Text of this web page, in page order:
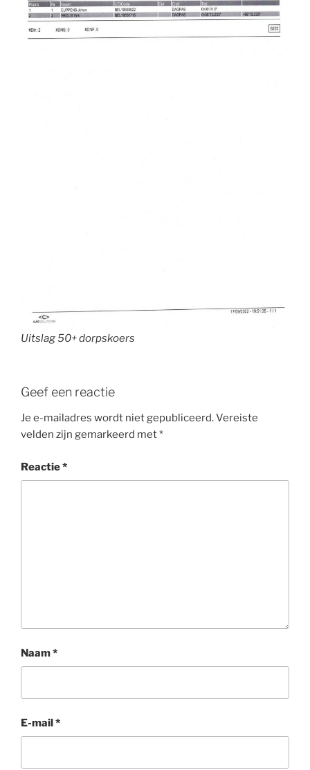
Uitslag 50+ dorpskoers
Geef een reactie
Je e-mailadres wordt niet gepubliceerd.Vereiste
velden zijn gemarkeerd met*
Reactie*
Naam*
E-mail*